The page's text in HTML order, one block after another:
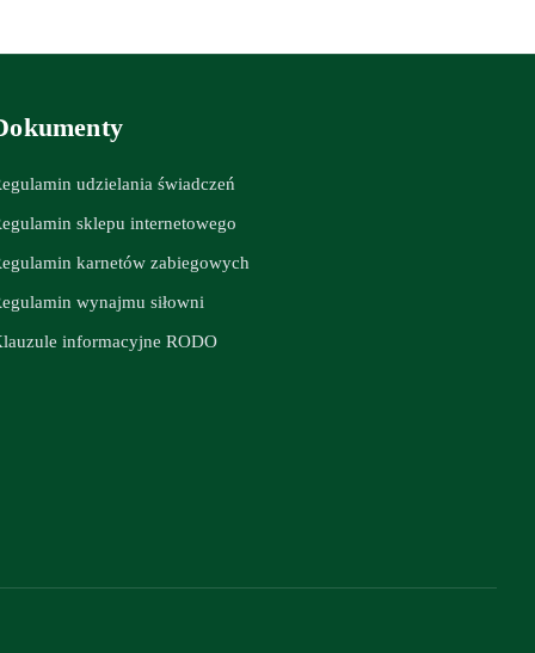
udzielania świadczeń
sklepu internetowego
karnetów zabiegowych
wynajmu siłowni
informacyjne RODO